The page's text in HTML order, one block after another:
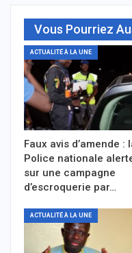
Vous Pourriez
ACTUALITÉ À LA UNE
Faux avis d’amende :
Police nationale
sur une campagne
d’escroquerie par…
ACTUALITÉ À LA UNE